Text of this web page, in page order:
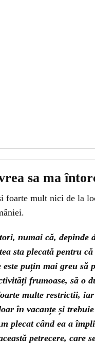
sa ma
foarte mult nici de la
numai că, depinde
sta plecată pentru
puțin mai greu să
frumoase, să o
multe restrictii,
în vacanțe și
plecat când ea a
petrecere, care